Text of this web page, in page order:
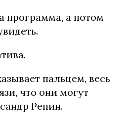
программа, а потом
пальцем, весь
что они могут
Репин.